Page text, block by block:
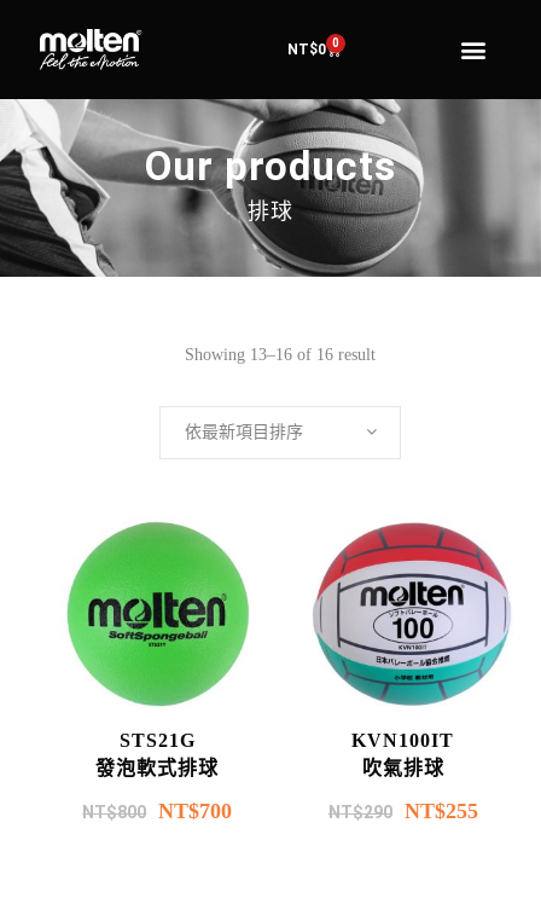
NT$0 0
Our products
排球
Showing 13–16 of 16 result
依最新項目排序
STS21G
發泡軟式排球
NT$800 NT$700
KVN100IT
吹氣排球
NT$290 NT$255